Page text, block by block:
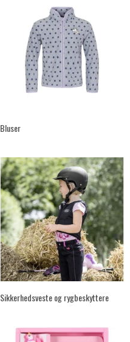
Bluser
Sikkerhedsveste og rygbeskyttere